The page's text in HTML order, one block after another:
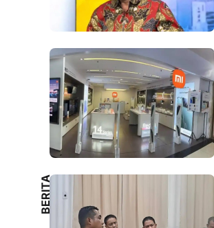
SMARTPHONE
B
E
R
I
T
A
L
O
K
A